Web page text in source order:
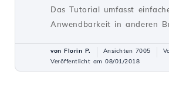
Das Tutorial umfasst
Anwendbarkeit in anderen
von Florin P. Ansichten 7005
Veröffentlicht am 08/01/2018